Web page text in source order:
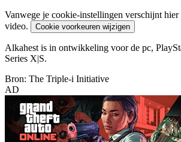
Vanwege je cookie-instellingen verschijnt hier
video.
Cookie voorkeuren wijzigen
Alkahest is in ontwikkeling voor de pc,
Series X|S.
Bron: The Triple-i Initiative
AD